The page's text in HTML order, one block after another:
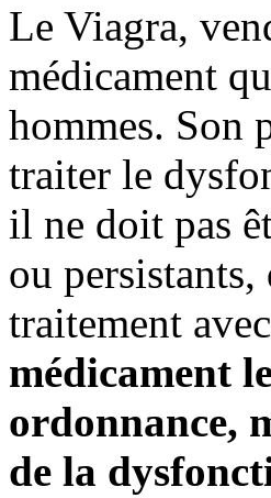
Le Viagra,
médicament
hommes. Son
traiter le
il ne doit pas
ou
traitement
médicament
ordonnance,
de la